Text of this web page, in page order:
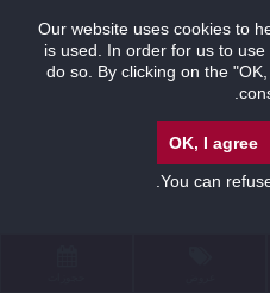
Our website uses cookies to
is used. In order for us to
do so. By clicking on the
OK, I agree
You can
.